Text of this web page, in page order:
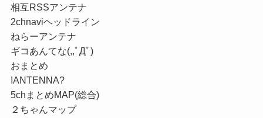
相互RSSアンテナ
2chnaviヘッドライン
ねらーアンテナ
ギコあんてな(,,ﾟДﾟ)
おまとめ
!ANTENNA?
5chまとめMAP(総合)
２ちゃんマップ